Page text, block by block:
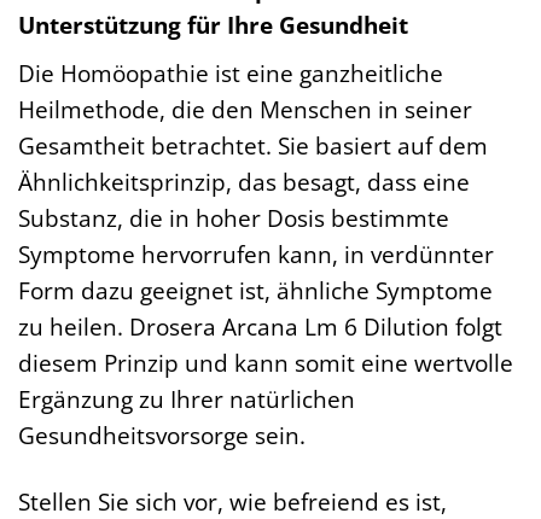
Unterstützung für Ihre Gesundheit
Die Homöopathie ist eine ganzheitliche
Heilmethode, die den Menschen in seiner
Gesamtheit betrachtet. Sie basiert auf dem
Ähnlichkeitsprinzip, das besagt, dass eine
Substanz, die in hoher Dosis bestimmte
Symptome hervorrufen kann, in verdünnter
Form dazu geeignet ist, ähnliche Symptome
zu heilen. Drosera Arcana Lm 6 Dilution folgt
diesem Prinzip und kann somit eine wertvolle
Ergänzung zu Ihrer natürlichen
Gesundheitsvorsorge sein.
Stellen Sie sich vor, wie befreiend es ist,